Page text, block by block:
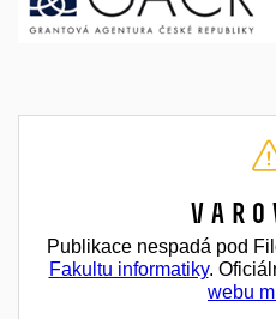
Publikace nespadá pod
Fakultu informatiky.
webu